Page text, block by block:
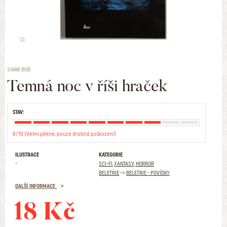
SHAW BOB
Temná noc v říši hraček
STAV:
8/10 (Velmi pěkné, pouze drobná poškození)
ILUSTRACE
-
KATEGORIE
SCI-FI, FANTASY, HORROR
BELETRIE->BELETRIE - POVÍDKY
DALŠÍ INFORMACE
18 Kč